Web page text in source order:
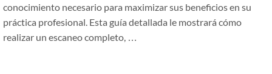
conocimiento necesario para maximizar sus beneficios en su
práctica profesional. Esta guía detallada le mostrará cómo
realizar un escaneo completo, …